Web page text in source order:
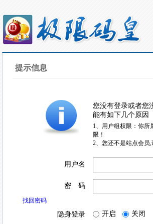
提示信息
您没有登录或者您
能有如下几个原因
1、用户组权限：你所
限！
2、您还不是站点会员
用户名
密 码
找回密码
隐身登录 开启 关闭